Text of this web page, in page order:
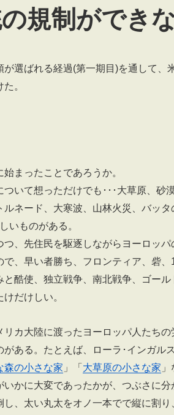
規制ができ
選ばれる経過(第一期目)を通して、
。
まったことであろうか。
いて想っただけでも･･･大草原、砂
ルネード、大寒波、山林火災、バッタ
いものがある。
、先住民を駆逐しながらヨーロッパ
、早い者勝ち、フロンティア、砦、
と酷使、独立戦争、南北戦争、ゴー
だけしい。
カ大陸に渡ったヨーロッパ人たちの
ある。たとえば、ローラ･インガル
森の小さな家 」「 大草原の小さな家
いかに大変であったかが、つぶさに
し、太い丸太をオノ一本でで縦に割